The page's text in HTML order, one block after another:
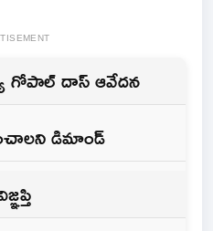
గోపాల్‌ దాస్‌ ఆవేదన
డిమాండ్‌